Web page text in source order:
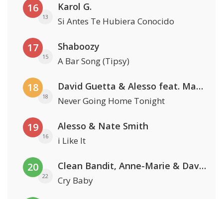
16
13
Karol G.
Si Antes Te Hubiera Conocido
17
15
Shaboozy
A Bar Song (Tipsy)
18
18
David Guetta & Alesso feat. Madison Love
Never Going Home Tonight
19
16
Alesso & Nate Smith
i Like It
20
22
Clean Bandit, Anne-Marie & David Guetta
Cry Baby